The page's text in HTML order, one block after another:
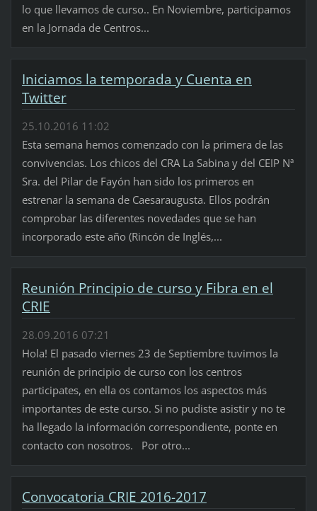
lo que llevamos de curso.. En Noviembre, participamos
en la Jornada de Centros...
Iniciamos la temporada y Cuenta en
Twitter
25.10.2016 11:02
Esta semana hemos comenzado con la primera de las
convivencias. Los chicos del CRA La Sabina y del CEIP Nª
Sra. del Pilar de Fayón han sido los primeros en
estrenar la semana de Caesaraugusta. Ellos podrán
comprobar las diferentes novedades que se han
incorporado este año (Rincón de Inglés,...
Reunión Principio de curso y Fibra en el
CRIE
28.09.2016 07:21
Hola! El pasado viernes 23 de Septiembre tuvimos la
reunión de principio de curso con los centros
participates, en ella os contamos los aspectos más
importantes de este curso. Si no pudiste asistir y no te
ha llegado la información correspondiente, ponte en
contacto con nosotros. Por otro...
Convocatoria CRIE 2016-2017